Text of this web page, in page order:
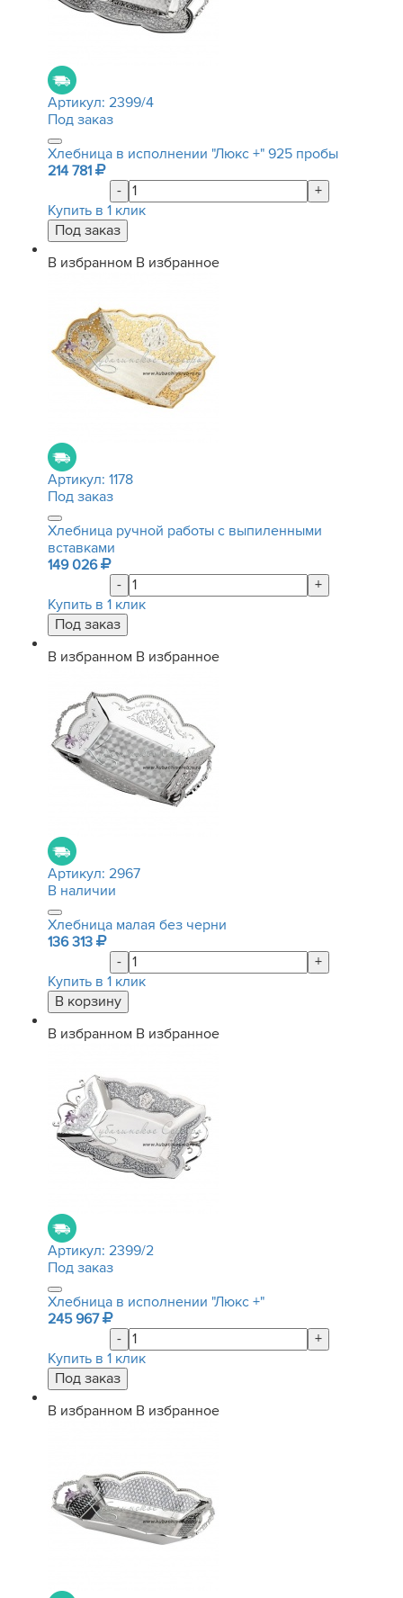
Артикул: 2399/4
Под заказ
Хлебница в исполнении "Люкс +" 925 пробы
214 781
-
+
Купить в 1 клик
В избранном В избранное
Артикул: 1178
Под заказ
Хлебница ручной работы с выпиленными
вставками
149 026
-
+
Купить в 1 клик
В избранном В избранное
Артикул: 2967
В наличии
Хлебница малая без черни
136 313
-
+
Купить в 1 клик
В избранном В избранное
Артикул: 2399/2
Под заказ
Хлебница в исполнении "Люкс +"
245 967
-
+
Купить в 1 клик
В избранном В избранное